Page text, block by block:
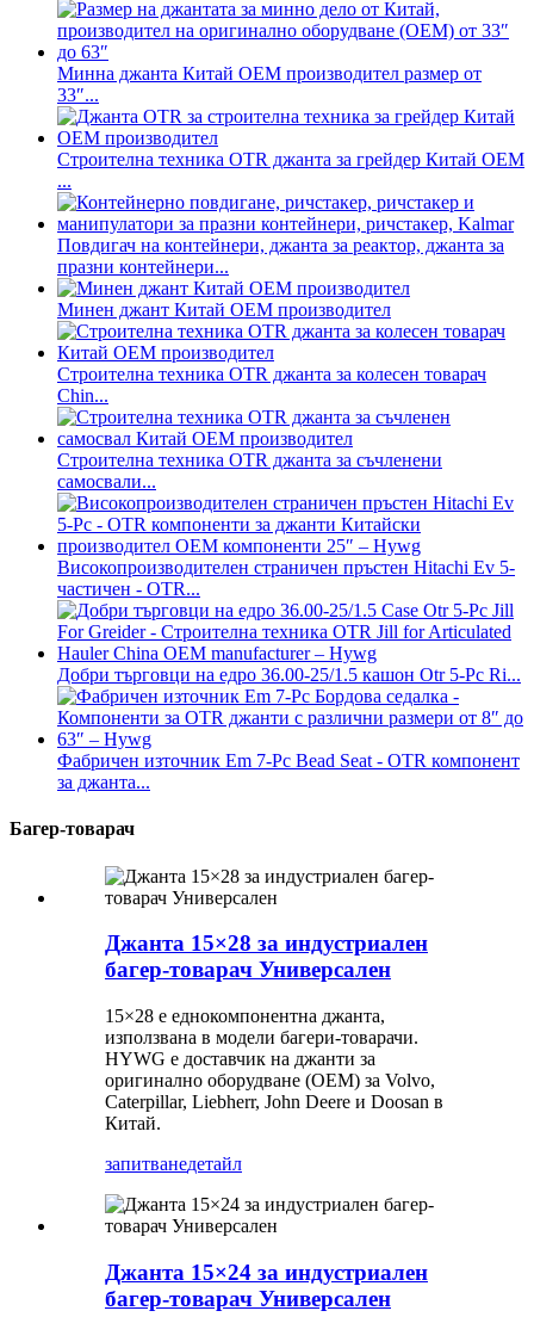
Минна джанта Китай OEM производител размер от
33″...
Строителна техника OTR джанта за грейдер Китай OEM
...
Повдигач на контейнери, джанта за реактор, джанта за
празни контейнери...
Минен джант Китай OEM производител
Строителна техника OTR джанта за колесен товарач
Chin...
Строителна техника OTR джанта за съчленени
самосвали...
Високопроизводителен страничен пръстен Hitachi Ev 5-
частичен - OTR...
Добри търговци на едро 36.00-25/1.5 кашон Otr 5-Pc Ri...
Фабричен източник Em 7-Pc Bead Seat - OTR компонент
за джанта...
Багер-товарач
Джанта 15×28 за индустриален
багер-товарач Универсален
15×28 е еднокомпонентна джанта,
използвана в модели багери-товарачи.
HYWG е доставчик на джанти за
оригинално оборудване (OEM) за Volvo,
Caterpillar, Liebherr, John Deere и Doosan в
Китай.
запитванедетайл
Джанта 15×24 за индустриален
багер-товарач Универсален